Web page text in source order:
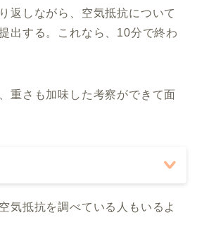
返しながら、空気抵抗について
出する。これなら、10分で終わ
重さも加味した考察ができて面
気抵抗を調べている人もいるよ